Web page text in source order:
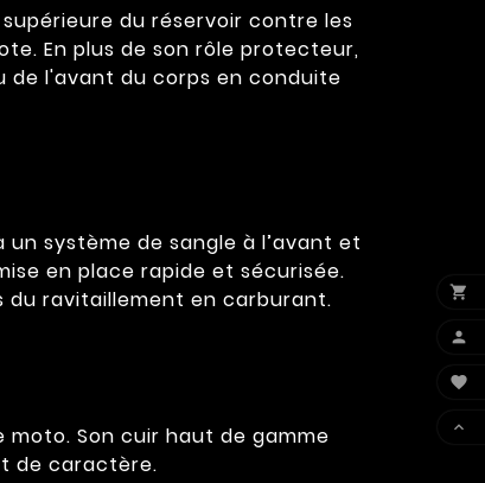
du réservoir contre les
En plus de son rôle protecteur,
de l'avant du corps en conduite
système de sangle à l’avant et
en place rapide et sécurisée.
ravitaillement en carburant.
moto. Son cuir haut de gamme
de caractère.



